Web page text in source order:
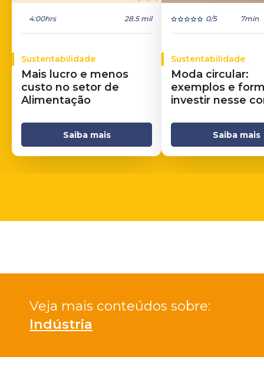
4:00hrs 28.5 mil
Sustentabilidade
Mais lucro e menos
custo no setor de
Alimentação
Saiba mais
0/5 7min
Sustentabilidade
Moda circular:
exemplos e
investir nesse
Saiba mais
Indústria